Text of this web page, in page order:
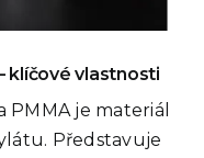
klíčové vlastnosti
je materiál
Představuje